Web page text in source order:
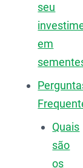
seu
em
Quais
são
os